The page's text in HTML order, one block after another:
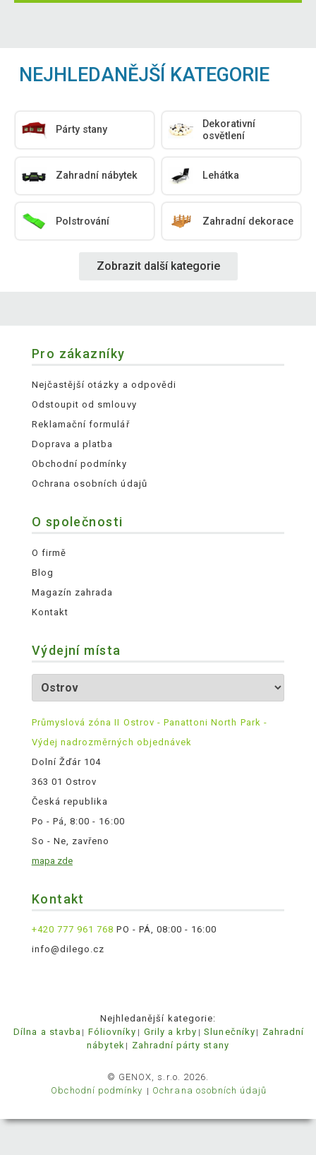
NEJHLEDANĚJŠÍ KATEGORIE
Párty stany
Dekorativní
osvětlení
Zahradní nábytek Lehátka
Polstrování Zahradní dekorace
Zobrazit další kategorie
Pro zákazníky
Nejčastější otázky a odpovědi
Odstoupit od smlouvy
Reklamační formulář
Doprava a platba
Obchodní podmínky
Ochrana osobních údajů
O společnosti
O firmě
Blog
Magazín zahrada
Kontakt
Výdejní místa
Průmyslová zóna II Ostrov - Panattoni North Park -
Výdej nadrozměrných objednávek
Dolní Žďár 104
363 01 Ostrov
Česká republika
Po - Pá, 8:00 - 16:00
So - Ne, zavřeno
mapa zde
Kontakt
+420 777 961 768 PO - PÁ, 08:00 - 16:00
info@dilego.cz
Nejhledanější kategorie:
Dílna a stavba
Fóliovníky Grily a krby Slunečníky
Zahradní
nábytek
Zahradní párty stany
© GENOX, s.r.o. 2026.
Obchodní podmínky
Ochrana osobních údajů